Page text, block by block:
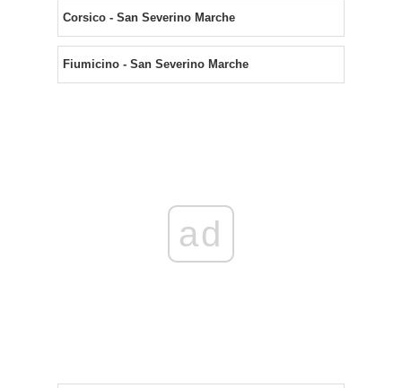
Corsico - San Severino Marche
Fiumicino - San Severino Marche
ad